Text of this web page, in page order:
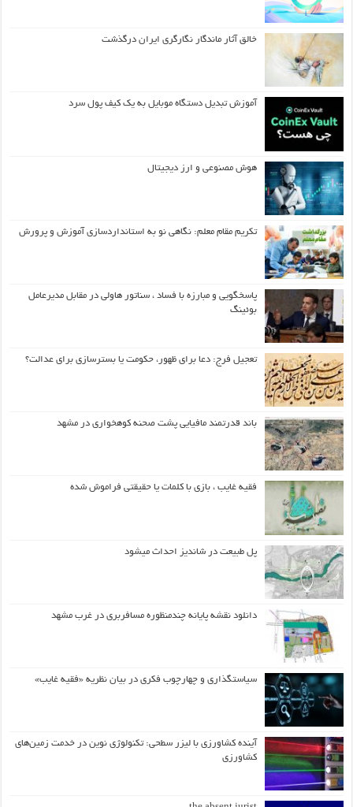
خالق آثار ماندگار نگارگری ایران درگذشت
آموزش تبدیل دستگاه موبایل به یک کیف‌ پول سرد
هوش مصنوعی و ارز دیجیتال
تکریم مقام معلم: نگاهی نو به استانداردسازی آموزش و پرورش
پاسخگویی و مبارزه با فساد ، سناتور هاولی در مقابل مدیرعامل
بوئینگ
تعجیل فرج: دعا برای ظهور، حکومت یا بسترسازی برای عدالت؟
باند قدرتمند مافیایی پشت صحنه کوهخواری در مشهد
فقیه غایب ، بازی با کلمات یا حقیقتی فراموش شده
پل طبیعت در شاندیز احداث میشود
دانلود نقشه پایانه چندمنظوره مسافربری در غرب مشهد
سیاستگذاری و چهارچوب فکری در بیان نظریه «فقیه غایب»
آینده کشاورزی با لیزر سطحی: تکنولوژی نوین در خدمت زمین‌های
کشاورزی